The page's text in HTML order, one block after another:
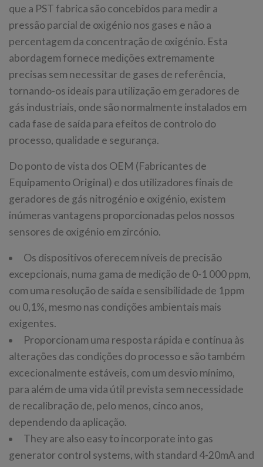
que a PST fabrica são concebidos para medir a
pressão parcial de oxigénio nos gases e não a
percentagem da concentração de oxigénio. Esta
abordagem fornece medições extremamente
precisas sem necessitar de gases de referência,
tornando-os ideais para utilização em geradores de
gás industriais, onde são normalmente instalados em
cada fase de saída para efeitos de controlo do
processo, qualidade e segurança.
Do ponto de vista dos OEM (Fabricantes de
Equipamento Original) e dos utilizadores finais de
geradores de gás nitrogénio e oxigénio, existem
inúmeras vantagens proporcionadas pelos nossos
sensores de oxigénio em zircónio.
Os dispositivos oferecem níveis de precisão
excepcionais, numa gama de medição de 0-1 000 ppm,
com uma resolução de saída e sensibilidade de 1ppm
ou 0,1%, mesmo nas condições ambientais mais
exigentes.
Proporcionam uma resposta rápida e contínua às
alterações das condições do processo e são também
excecionalmente estáveis, com um desvio mínimo,
para além de uma vida útil prevista sem necessidade
de recalibração de, pelo menos, cinco anos,
dependendo da aplicação.
They are also easy to incorporate into gas
generator control systems, with standard 4-20mA and